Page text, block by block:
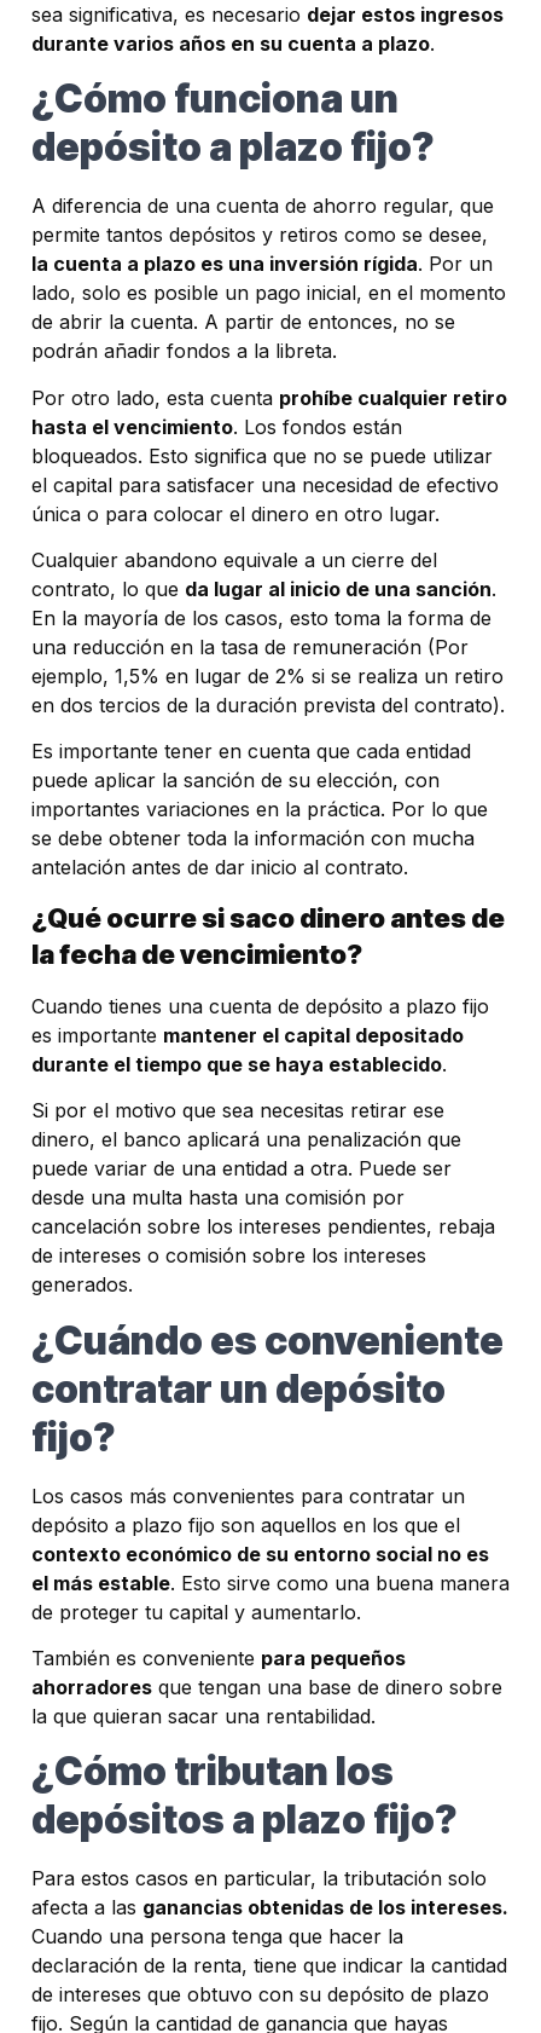
sea significativa, es necesario dejar estos ingresos
durante varios años en su cuenta a plazo.
¿Cómo funciona un
depósito a plazo fijo?
A diferencia de una cuenta de ahorro regular, que
permite tantos depósitos y retiros como se desee,
la cuenta a plazo es una inversión rígida. Por un
lado, solo es posible un pago inicial, en el momento
de abrir la cuenta. A partir de entonces, no se
podrán añadir fondos a la libreta.
Por otro lado, esta cuenta prohíbe cualquier retiro
hasta el vencimiento. Los fondos están
bloqueados. Esto significa que no se puede utilizar
el capital para satisfacer una necesidad de efectivo
única o para colocar el dinero en otro lugar.
Cualquier abandono equivale a un cierre del
contrato, lo que da lugar al inicio de una sanción.
En la mayoría de los casos, esto toma la forma de
una reducción en la tasa de remuneración (Por
ejemplo, 1,5% en lugar de 2% si se realiza un retiro
en dos tercios de la duración prevista del contrato).
Es importante tener en cuenta que cada entidad
puede aplicar la sanción de su elección, con
importantes variaciones en la práctica. Por lo que
se debe obtener toda la información con mucha
antelación antes de dar inicio al contrato.
¿Qué ocurre si saco dinero antes de
la fecha de vencimiento?
Cuando tienes una cuenta de depósito a plazo fijo
es importante mantener el capital depositado
durante el tiempo que se haya establecido.
Si por el motivo que sea necesitas retirar ese
dinero, el banco aplicará una penalización que
puede variar de una entidad a otra. Puede ser
desde una multa hasta una comisión por
cancelación sobre los intereses pendientes, rebaja
de intereses o comisión sobre los intereses
generados.
¿Cuándo es conveniente
contratar un depósito
fijo?
Los casos más convenientes para contratar un
depósito a plazo fijo son aquellos en los que el
contexto económico de su entorno social no es
el más estable. Esto sirve como una buena manera
de proteger tu capital y aumentarlo.
También es conveniente para pequeños
ahorradores que tengan una base de dinero sobre
la que quieran sacar una rentabilidad.
¿Cómo tributan los
depósitos a plazo fijo?
Para estos casos en particular, la tributación solo
afecta a las ganancias obtenidas de los intereses.
Cuando una persona tenga que hacer la
declaración de la renta, tiene que indicar la cantidad
de intereses que obtuvo con su depósito de plazo
fijo. Según la cantidad de ganancia que hayas